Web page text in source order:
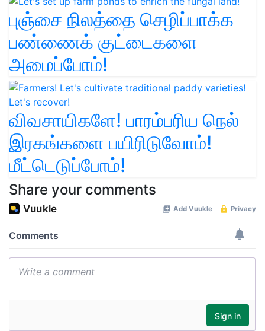
புஞ்சை நிலத்தை செழிப்பாக்க
பண்ணைக் குட்டைகளை
அமைப்போம்!
விவசாயிகளே! பாரம்பரிய நெல்
இரகங்களை பயிரிடுவோம்!
மீட்டெடுப்போம்!
Share your comments